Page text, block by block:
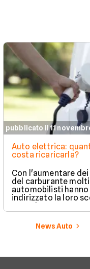
pubblicato il 11
Auto elettrica:
costa ricaricarla?
Con l'aumentare
del carburante molti
automobilisti hanno
indirizzato la loro
emissioni, ma
anche il caro
spontaneo
conveniente e quali
News Auto